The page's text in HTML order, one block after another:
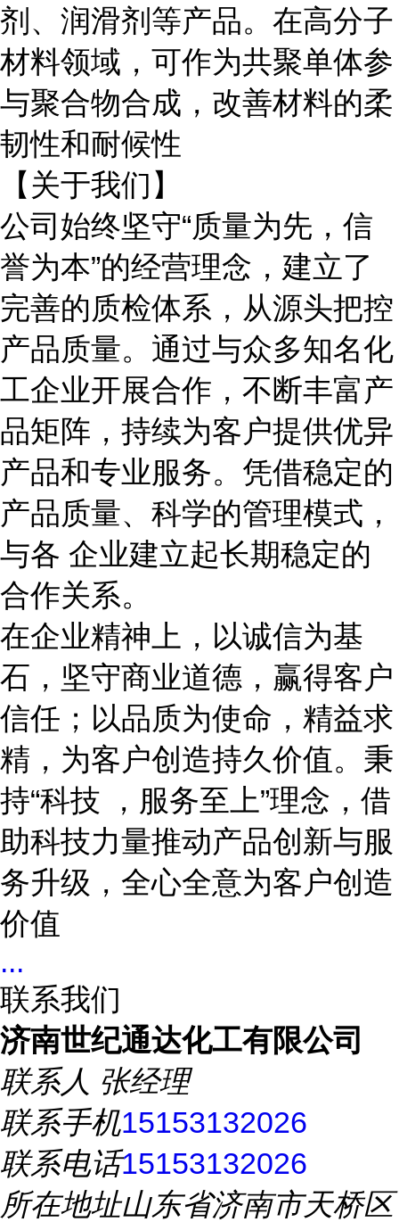
剂、润滑剂等产品。在高分子
材料领域，可作为共聚单体参
与聚合物合成，改善材料的柔
韧性和耐候性
【关于我们】
公司始终坚守“质量为先，信
誉为本”的经营理念，建立了
完善的质检体系，从源头把控
产品质量。通过与众多知名化
工企业开展合作，不断丰富产
品矩阵，持续为客户提供优异
产品和专业服务。凭借稳定的
产品质量、科学的管理模式，
与各 企业建立起长期稳定的
合作关系。
在企业精神上，以诚信为基
石，坚守商业道德，赢得客户
信任；以品质为使命，精益求
精，为客户创造持久价值。秉
持“科技 ，服务至上”理念，借
助科技力量推动产品创新与服
务升级，全心全意为客户创造
价值
...
联系我们
济南世纪通达化工有限公司
联系人 张经理
联系手机15153132026
联系电话15153132026
所在地址山东省济南市天桥区